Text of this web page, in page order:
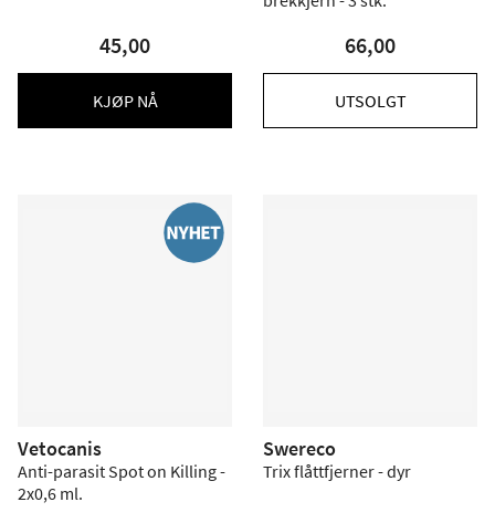
45,00
KJØP NÅ
66,00
UTSOLGT
Vetocanis
Anti-parasit Spot on Killing -
2x0,6 ml.
Swereco
Trix flåttfjerner - dyr